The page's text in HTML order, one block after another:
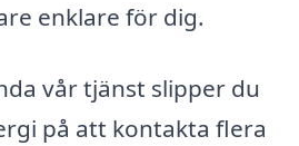
enklare för dig.
vår tjänst slipper du
på att kontakta flera